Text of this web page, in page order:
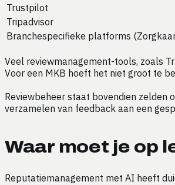
Trustpilot
Tripadvisor
Branchespecifieke platforms
Veel reviewmanagement-tools, zoals
Voor een MKB hoeft het niet groot te
Reviewbeheer staat bovendien zelden
verzamelen van feedback aan een
Waar moet je op
Reputatiemanagement met AI heeft